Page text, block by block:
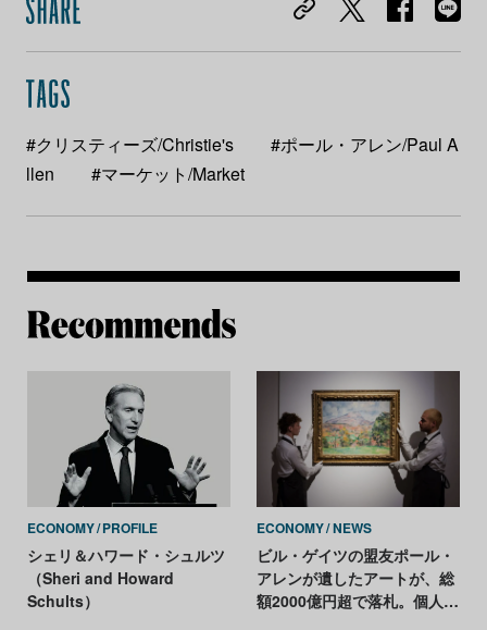
#クリスティーズ/Christie's
#ポール・アレン/Paul A
llen
#マーケット/Market
ECONOMY PROFILE
シェリ＆ハワード・シュルツ
（Sheri and Howard
Schults）
ECONOMY NEWS
ビル・ゲイツの盟友ポール・
アレンが遺したアートが、総
額2000億円超で落札。個人コ